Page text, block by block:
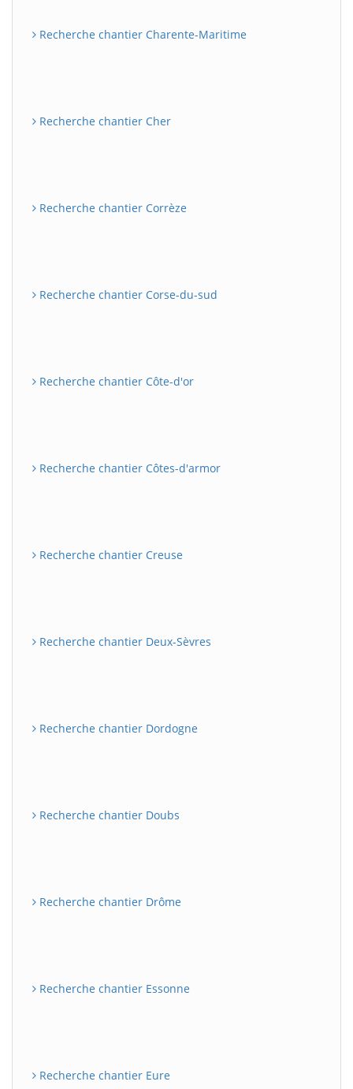
Recherche chantier Charente-Maritime
Recherche chantier Cher
Recherche chantier Corrèze
Recherche chantier Corse-du-sud
Recherche chantier Côte-d'or
Recherche chantier Côtes-d'armor
Recherche chantier Creuse
Recherche chantier Deux-Sèvres
Recherche chantier Dordogne
Recherche chantier Doubs
Recherche chantier Drôme
Recherche chantier Essonne
Recherche chantier Eure